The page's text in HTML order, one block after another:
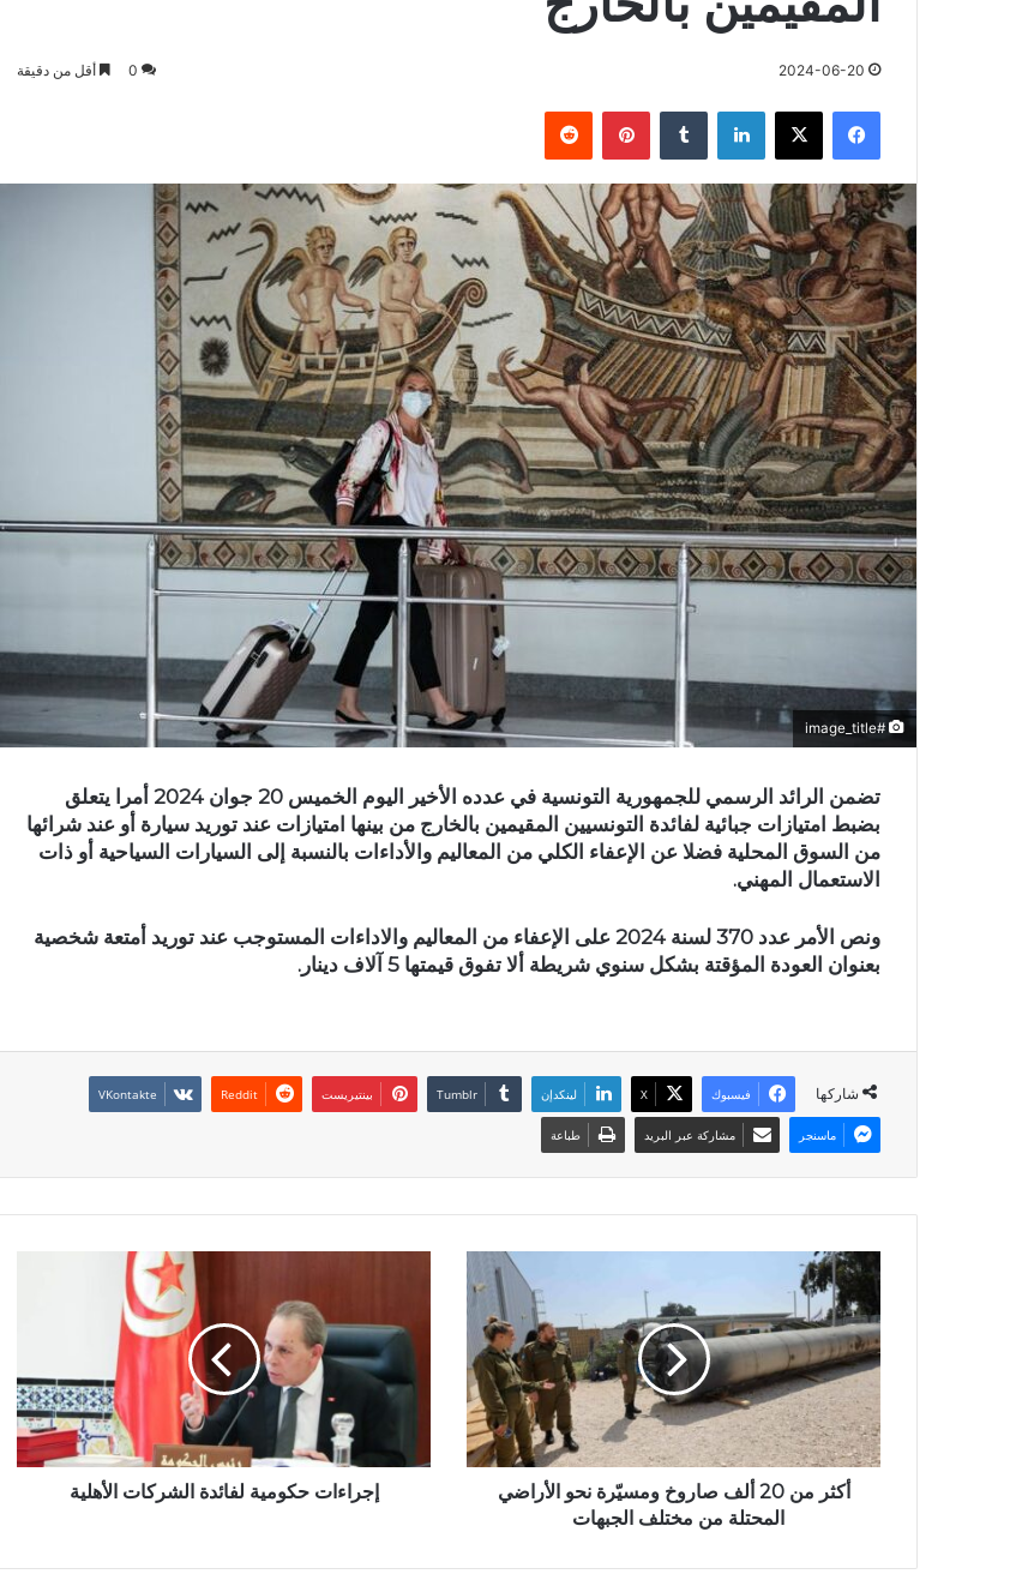
2024-06-20
0 أقل من دقيقة
فيسبوك X لينكدإن بينتيريست
#image_title
تضمن الرائد الرسمي للجمهورية التونسية في عدده الأخير اليوم الخميس 20 جوان 2024 أمرا يتعلق
بضبط امتيازات جبائية لفائدة التونسيين المقيمين بالخارج من بينها امتيازات عند توريد سيارة أو عند شرائها
من السوق المحلية فضلا عن الإعفاء الكلي من المعاليم والأداءات بالنسبة إلى السيارات السياحية أو ذات
الاستعمال المهني.
ونص الأمر عدد 370 لسنة 2024 على الإعفاء من المعاليم والاداءات المستوجب عند توريد أمتعة شخصية
بعنوان العودة المؤقتة بشكل سنوي شريطة ألا تفوق قيمتها 5 آلاف دينار.
شاركها فيسبوك X لينكدإن بينتيريست
ماسنجر مشاركة عبر البريد طباعة
أكثر من 20 ألف صاروخ ومسيّرة نحو الأراضي
المحتلة من مختلف الجبهات
إجراءات حكومية لفائدة الشركات الأهلية